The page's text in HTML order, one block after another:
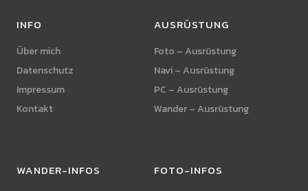
INFO
Über mich
Datenschutz
Impressum
Kontakt
AUSRÜSTUNG
Foto – Ausrüstung
Navi – Ausrüstung
PC – Ausrüstung
Wander – Ausrüstung
WANDER-INFOS FOTO-INFOS